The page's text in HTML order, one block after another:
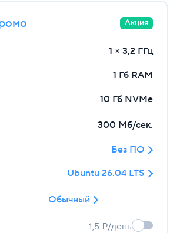
1 × 3,2 ГГц
1 Гб RAM
10 Гб NVMe
300 Мб/сек.
Без ПО
Ubuntu 26.04 LTS
Обычный
1,5 ₽/день